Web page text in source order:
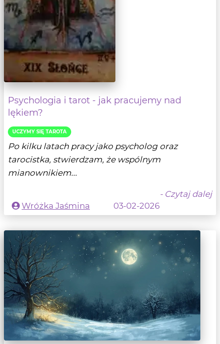
Psychologia i tarot - jak pracujemy nad
lękiem?
UCZYMY SIĘ TAROTA
Po kilku latach pracy jako psycholog oraz
tarocistka, stwierdzam, że wspólnym
mianownikiem...
- Czytaj dalej
Wróżka Jaśmina
03-02-2026